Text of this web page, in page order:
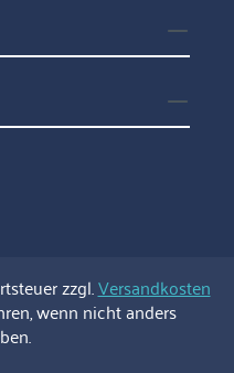
zzgl.Versandkosten
wenn nicht anders